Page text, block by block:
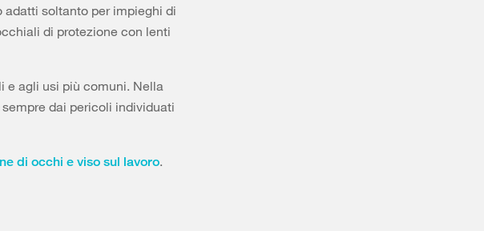
soltanto per impieghi di
di protezione con lenti
e agli usi più comuni. Nella
dai pericoli individuati
di occhi e viso sul lavoro.